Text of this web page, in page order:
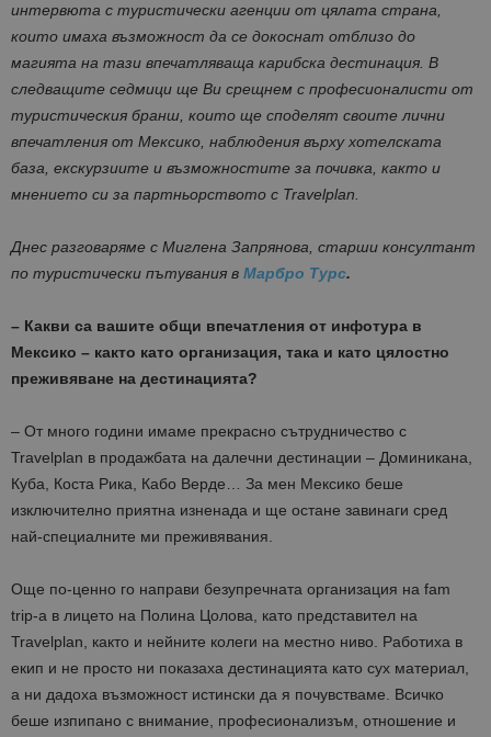
интервюта с туристически агенции от цялата страна,
които имаха възможност да се докоснат отблизо до
магията на тази впечатляваща карибска дестинация. В
следващите седмици ще Ви срещнем с професионалисти от
туристическия бранш, които ще споделят своите лични
впечатления от Мексико, наблюдения върху хотелската
база, екскурзиите и възможностите за почивка, както и
мнението си за партньорството с Travelplan.
Днес разговаряме с Миглена Запрянова, старши консултант
по туристически пътувания в Марбро Турс.
– Какви са вашите общи впечатления от инфотура в
Мексико – както като организация, така и като цялостно
преживяване на дестинацията?
– От много години имаме прекрасно сътрудничество с
Travelplan в продажбата на далечни дестинации – Доминикана,
Куба, Коста Рика, Кабо Верде… За мен Мексико беше
изключително приятна изненада и ще остане завинаги сред
най-специалните ми преживявания.
Още по-ценно го направи безупречната организация на fam
trip-а в лицето на Полина Цолова, като представител на
Travelplan, както и нейните колеги на местно ниво. Работиха в
екип и не просто ни показаха дестинацията като сух материал,
а ни дадоха възможност истински да я почувстваме. Всичко
беше изпипано с внимание, професионализъм, отношение и